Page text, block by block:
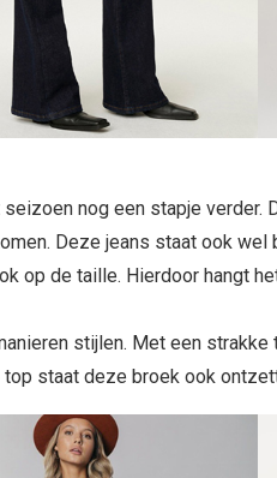
nog een stapje verder.
Deze jeans staat ook
op de taille. Hierdoor hangt
stijlen. Met een strakke
staat deze broek ook